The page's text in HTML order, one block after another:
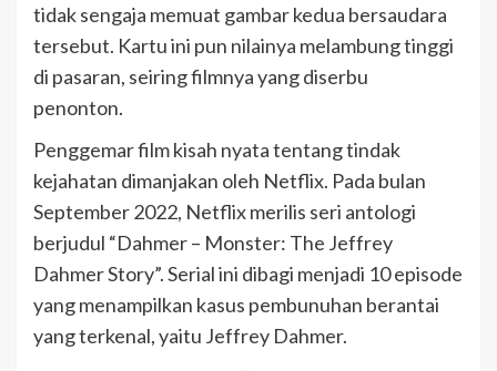
tidak sengaja memuat gambar kedua bersaudara
tersebut. Kartu ini pun nilainya melambung tinggi
di pasaran, seiring filmnya yang diserbu
penonton.
Penggemar film kisah nyata tentang tindak
kejahatan dimanjakan oleh Netflix. Pada bulan
September 2022, Netflix merilis seri antologi
berjudul “Dahmer – Monster: The Jeffrey
Dahmer Story”. Serial ini dibagi menjadi 10 episode
yang menampilkan kasus pembunuhan berantai
yang terkenal, yaitu Jeffrey Dahmer.